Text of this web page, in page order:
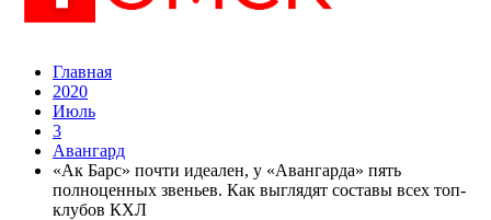
Главная
2020
Июль
3
Авангард
«Ак Барс» почти идеален, у «Авангарда» пять
полноценных звеньев. Как выглядят составы всех топ-
клубов КХЛ